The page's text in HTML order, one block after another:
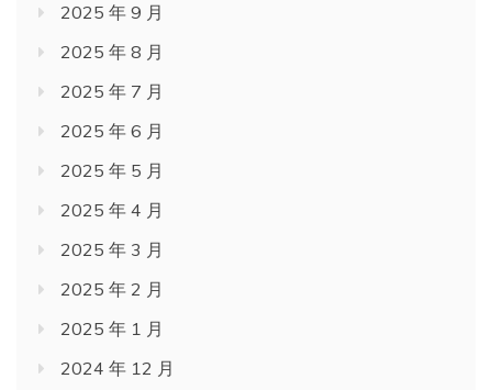
2025 年 9 月
2025 年 8 月
2025 年 7 月
2025 年 6 月
2025 年 5 月
2025 年 4 月
2025 年 3 月
2025 年 2 月
2025 年 1 月
2024 年 12 月